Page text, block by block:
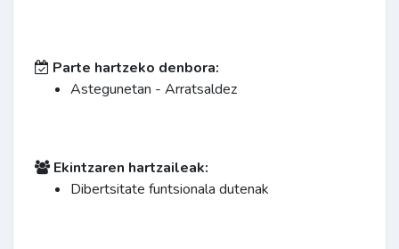
Parte hartzeko denbora:
Astegunetan - Arratsaldez
Ekintzaren hartzaileak:
Dibertsitate funtsionala dutenak